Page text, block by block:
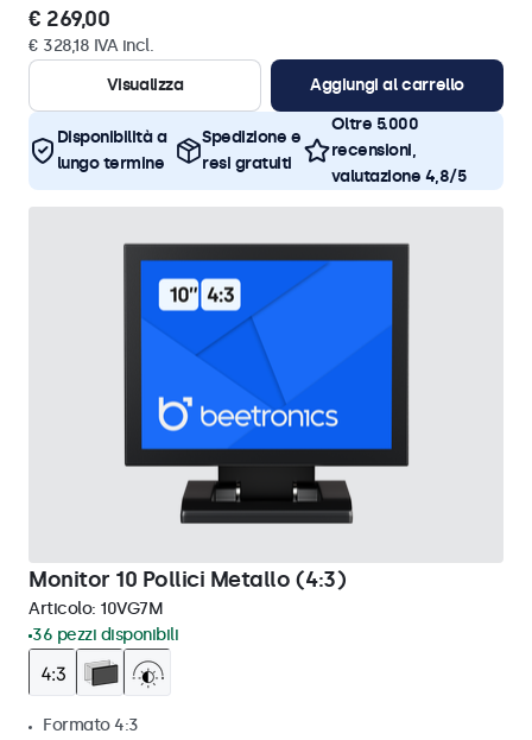
€ 269,00
€ 328,18 IVA incl.
Visualizza
Aggiungi al carrello
Disponibilità a
lungo termine
Spedizione e
resi gratuiti
Oltre 5.000
recensioni,
valutazione 4,8/5
Monitor 10 Pollici Metallo (4:3)
Articolo: 10VG7M
36 pezzi disponibili
Formato 4:3